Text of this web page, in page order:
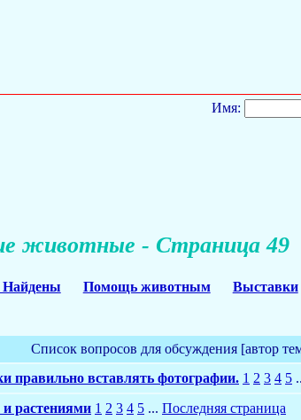
Имя:
животные - Страница 49
Найдены Помощь животным
Выставки
Список вопросов для обсуждения [автор
правильно вставлять фотографии. 1 2 3 4 5
растениями 1 2 3 4 5 ... Последняя страница